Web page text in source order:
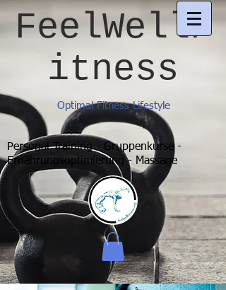
Optimal Fitness Lifestyle
FeelWellF
itness
Personal Training - Gruppenkurse -
Ernährungsoptimierung - Massage